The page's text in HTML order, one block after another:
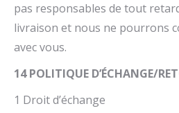
pas responsables de tout
livraison et nous ne pourrons
avec vous.
14 POLITIQUE D’ÉCHANGE/
1 Droit d’échange